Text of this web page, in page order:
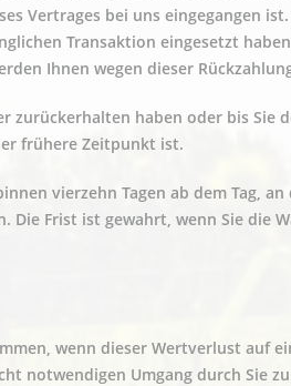
Vertrages bei uns eingegangen
Transaktion eingesetzt
Ihnen wegen dieser
zurückerhalten haben oder bis Sie
frühere Zeitpunkt ist.
vierzehn Tagen ab dem Tag,
Frist ist gewahrt, wenn Sie die
wenn dieser Wertverlust auf
notwendigen Umgang durch Sie